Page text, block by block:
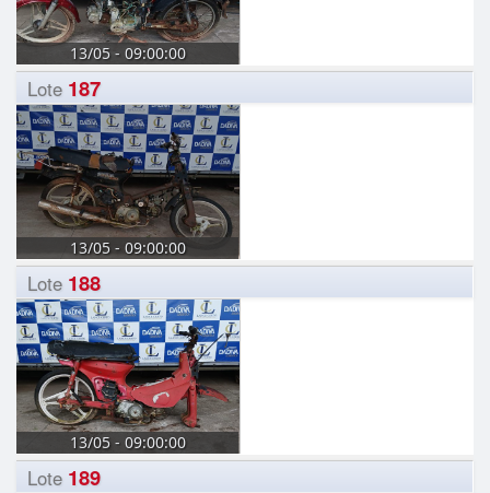
13/05 - 09:00:00
Lote 187
13/05 - 09:00:00
Lote 188
13/05 - 09:00:00
Lote 189